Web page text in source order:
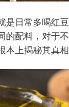
是日常多喝红
的配料，对于
上揭秘其真相